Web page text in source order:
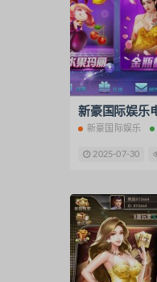
新豪国际娱乐
新豪国际娱乐
2025-07-30